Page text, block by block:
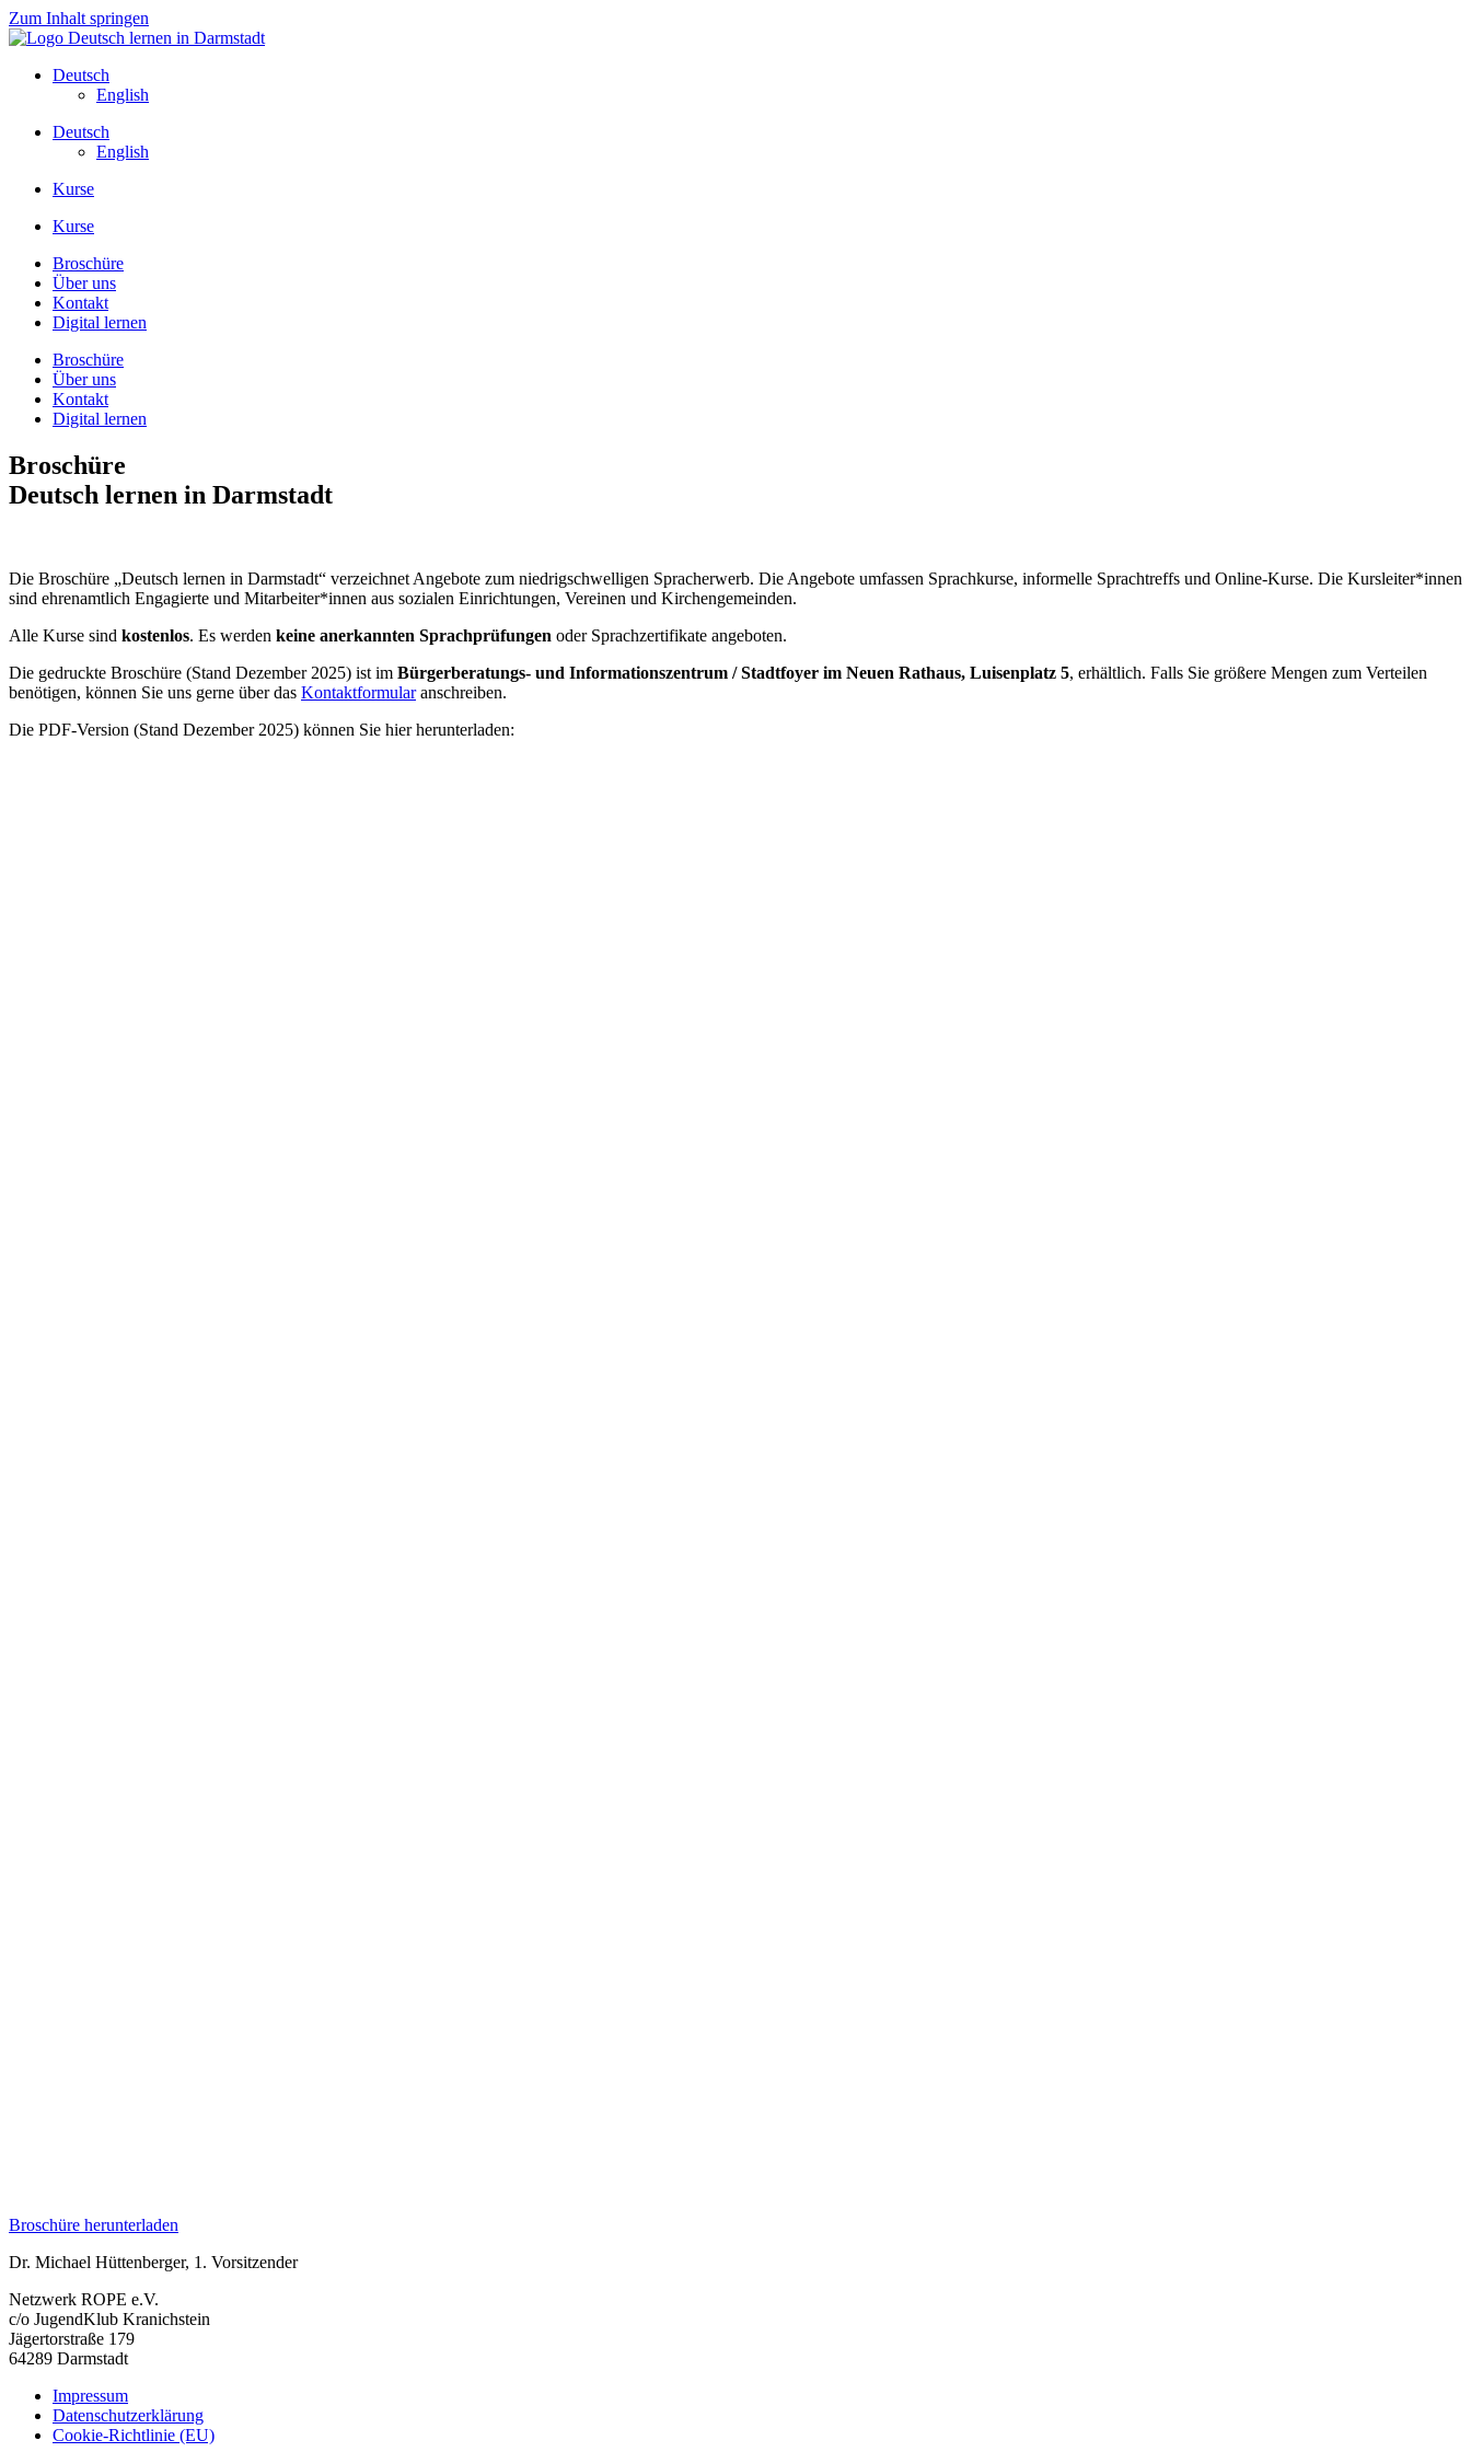
Zum Inhalt springen
Deutsch
English
Deutsch
English
Kurse
Kurse
Broschüre
Über uns
Kontakt
Digital lernen
Broschüre
Über uns
Kontakt
Digital lernen
Broschüre
Deutsch lernen in Darmstadt
Die Broschüre „Deutsch lernen in Darmstadt“ verzeichnet Angebote zum niedrigschwelligen Spracherwerb. Die Angebote umfassen Sprachkurse, informelle Sprachtreffs und Online-Kurse. Die Kursleiter*innen
sind ehrenamtlich Engagierte und Mitarbeiter*innen aus sozialen Einrichtungen, Vereinen und Kirchengemeinden.
Alle Kurse sind kostenlos. Es werden keine anerkannten Sprachprüfungen oder Sprachzertifikate angeboten.
Die gedruckte Broschüre (Stand Dezember 2025) ist im Bürgerberatungs- und Informationszentrum / Stadtfoyer im Neuen Rathaus, Luisenplatz 5, erhältlich. Falls Sie größere Mengen zum Verteilen
benötigen, können Sie uns gerne über das Kontaktformularanschreiben.
Die PDF-Version (Stand Dezember 2025) können Sie hier herunterladen:
Broschüre herunterladen
Dr. Michael Hüttenberger, 1. Vorsitzender
Netzwerk ROPE e.V.
c/o JugendKlub Kranichstein
Jägertorstraße 179
64289 Darmstadt
Impressum
Datenschutzerklärung
Cookie-Richtlinie (EU)